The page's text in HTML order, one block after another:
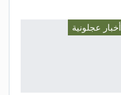
أخبار عجلونية